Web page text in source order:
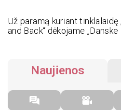
Už paramą kuriant tinklalaidę
and Back“ dėkojame „Danske
Naujienos